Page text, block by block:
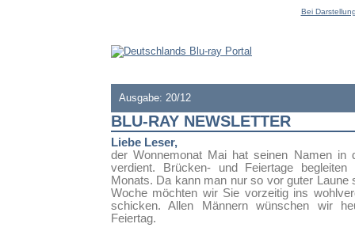
Bei
Ausgabe: 20/12
BLU-RAY NEWSLETTER
Liebe Leser,
der Wonnemonat Mai hat seinen Namen in
verdient. Brücken- und Feiertage
Monats. Da kann man nur so vor guter Laune
Woche möchten wir Sie vorzeitig ins
schicken. Allen Männern wünschen wir
Feiertag.